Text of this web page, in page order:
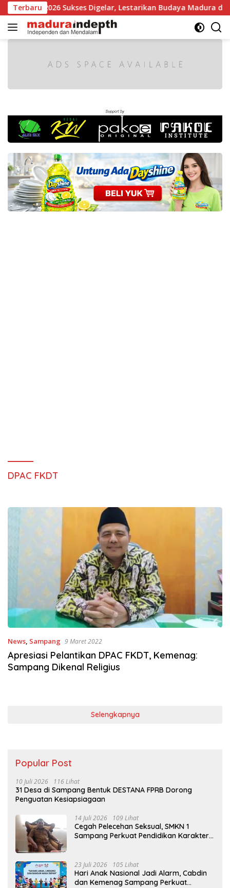
Langsung
ke
konten
Terbaru
2026 Sukses Digelar, Lestarikan Budaya Madura dan
DPAC FKDT
News, Sampang 9 Maret 2022
Apresiasi Pelantikan DPAC FKDT, Kemenag:
Sampang Dikenal Religius
Selengkapnya
Popular Post
10 Juli 2026 116 Lihat
31 Desa di Sampang Bentuk DESTANA FPRB Dorong
Penguatan Kesiapsiagaan
14 Juli 2026 109 Lihat
Cegah Pelecehan Seksual, SMKN 1
Sampang Perkuat Pendidikan Karakter
23 Juli 2026 105 Lihat
Hari Anak Nasional Jadi Alarm, Cabdin
dan Kemenag Sampang Perkuat